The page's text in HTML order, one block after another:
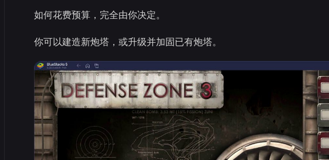
如何花费预算，完全由你决定。
你可以建造新炮塔，或升级并加固已有炮塔。